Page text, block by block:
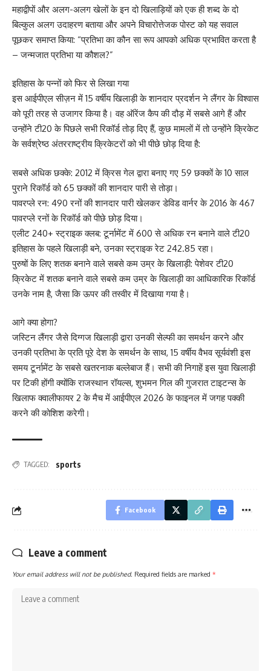
महाद्वीपों और अलग-अलग खेलों के इन दो खिलाड़ियों को एक ही शब्द के दो
बिल्कुल अलग उदाहरण बताया और अपने विचारोत्तेजक पोस्ट को यह सवाल
पूछकर समाप्त किया: “प्रतिभा का कौन सा रूप आपको अधिक प्रभावित करता है
– जन्मजात प्रतिभा या कौशल?”
इतिहास के पन्नों को फिर से लिखा गया
इस आईपीएल सीज़न में 15 वर्षीय खिलाड़ी के शानदार प्रदर्शन ने लैंगर के विश्वास
को पूरी तरह से उजागर किया है। वह ऑरेंज कैप की दौड़ में सबसे आगे हैं और
उन्होंने टी20 के पिछले सभी रिकॉर्ड तोड़ दिए हैं, कुछ मामलों में तो उन्होंने क्रिकेट
के सर्वश्रेष्ठ अंतरराष्ट्रीय क्रिकेटरों को भी पीछे छोड़ दिया है:
सबसे अधिक छक्के: 2012 में क्रिस गेल द्वारा बनाए गए 59 छक्कों के 10 साल
पुराने रिकॉर्ड को 65 छक्कों की शानदार पारी से तोड़ा।
पावरप्ले रन: 490 रनों की शानदार पारी खेलकर डेविड वार्नर के 2016 के 467
पावरप्ले रनों के रिकॉर्ड को पीछे छोड़ दिया।
एलीट 240+ स्ट्राइक क्लब: टूर्नामेंट में 600 से अधिक रन बनाने वाले टी20
इतिहास के पहले खिलाड़ी बने, उनका स्ट्राइक रेट 242.85 रहा।
पुरुषों के लिए शतक बनाने वाले सबसे कम उम्र के खिलाड़ी: पेशेवर टी20
क्रिकेट में शतक बनाने वाले सबसे कम उम्र के खिलाड़ी का आधिकारिक रिकॉर्ड
उनके नाम है, जैसा कि ऊपर की तस्वीर में दिखाया गया है।
आगे क्या होगा?
जस्टिन लैंगर जैसे दिग्गज खिलाड़ी द्वारा उनकी सेल्फी का समर्थन करने और
उनकी प्रतिभा के प्रति पूरे देश के समर्थन के साथ, 15 वर्षीय वैभव सूर्यवंशी इस
समय टूर्नामेंट के सबसे खतरनाक बल्लेबाज हैं। सभी की निगाहें इस युवा खिलाड़ी
पर टिकी होंगी क्योंकि राजस्थान रॉयल्स, शुभमन गिल की गुजरात टाइटन्स के
खिलाफ क्वालीफायर 2 के मैच में आईपीएल 2026 के फाइनल में जगह पक्की
करने की कोशिश करेगी।
TAGGED: sports
Facebook
Leave a comment
Your email address will not be published. Required fields are marked *